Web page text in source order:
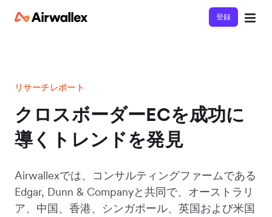
登録
リサーチレポート
クロスボーダーECを成功に
導くトレンドを発見
Airwallexでは、コンサルティングファームである
Edgar, Dunn & Companyと共同で、オーストラリ
ア、中国、香港、シンガポール、英国および米国